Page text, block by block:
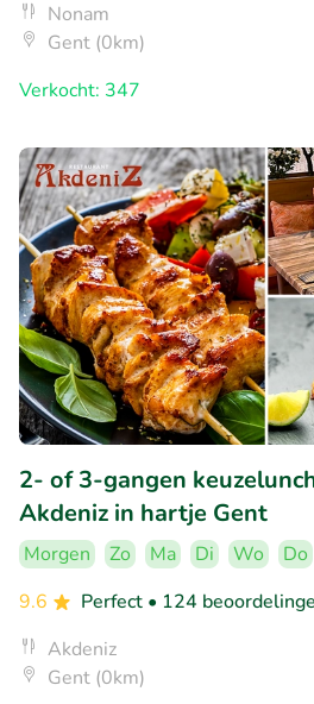
Nonam
Gent (0km)
Verkocht: 347
2- of 3-gangen
Akdeniz in hartje Gent
Morgen Zo Ma Di Wo
Do
9.6
Perfect • 124
Akdeniz
Gent (0km)